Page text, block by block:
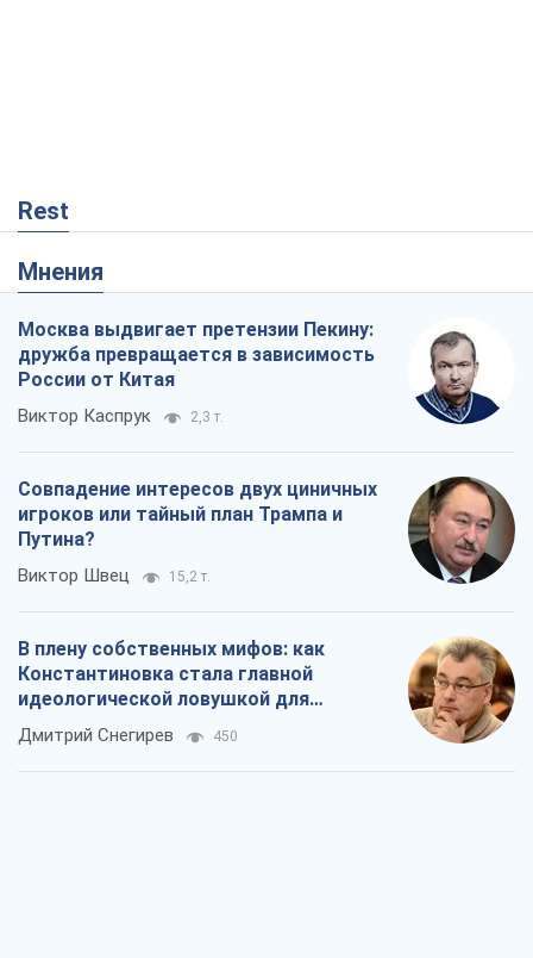
Rest
Мнения
Москва выдвигает претензии Пекину:
дружба превращается в зависимость
России от Китая
Виктор Каспрук 2,3 т.
Совпадение интересов двух циничных
игроков или тайный план Трампа и
Путина?
Виктор Швец 15,2 т.
В плену собственных мифов: как
Константиновка стала главной
идеологической ловушкой для
российских оккупантов
Дмитрий Снегирев 450